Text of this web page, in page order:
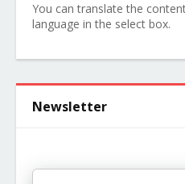
You can translate the
language in the select box.
Newsletter